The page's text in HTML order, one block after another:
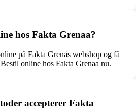
hos Fakta Grenaa?
på Fakta Grenås webshop og få
online hos Fakta Grenaa nu.
accepterer Fakta